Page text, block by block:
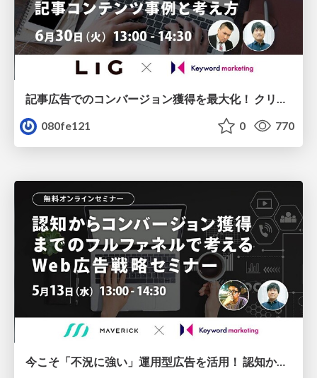
記事広告でのコンバージョン獲得を最大化！ クリック単価を下げながら精度の高いターゲティングを実現する「ハイブリッド広告」活用事例/20200630
080fe121
0 770
今こそ「不況に強い」運用型広告を活用！ 認知からコンバージョン獲得までのフルファネルで考えるWeb広告戦略セミナー/20200513